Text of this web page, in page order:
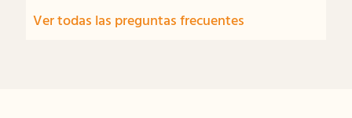
Ver todas las preguntas frecuentes